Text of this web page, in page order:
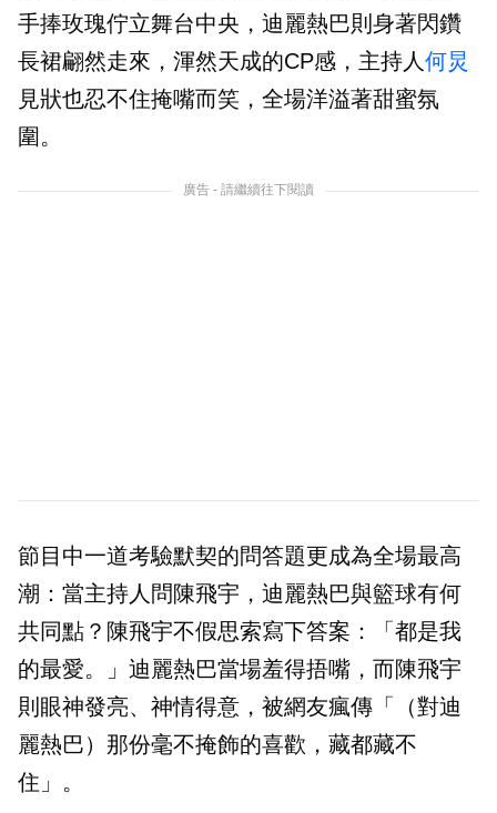
手捧玫瑰佇立舞台中央，迪麗熱巴則身著閃鑽
長裙翩然走來，渾然天成的CP感，主持人何炅
見狀也忍不住掩嘴而笑，全場洋溢著甜蜜氛
圍。
廣告 - 請繼續往下閱讀
節目中一道考驗默契的問答題更成為全場最高
潮：當主持人問陳飛宇，迪麗熱巴與籃球有何
共同點？陳飛宇不假思索寫下答案：「都是我
的最愛。」迪麗熱巴當場羞得捂嘴，而陳飛宇
則眼神發亮、神情得意，被網友瘋傳「（對迪
麗熱巴）那份毫不掩飾的喜歡，藏都藏不
住」。